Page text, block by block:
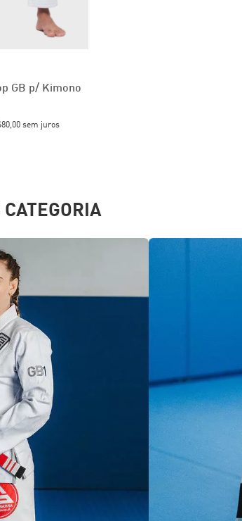
GB p/ Kimono
sem juros
CATEGORIA